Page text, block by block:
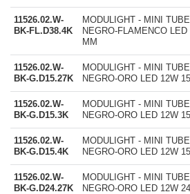
11526.02.W-
BK-FL.D38.4K
MODULIGHT - MINI
NEGRO-FLAMENCO
MM
11526.02.W-
BK-G.D15.27K
MODULIGHT - MINI
NEGRO-ORO LED 12W
11526.02.W-
BK-G.D15.3K
MODULIGHT - MINI
NEGRO-ORO LED 12W
11526.02.W-
BK-G.D15.4K
MODULIGHT - MINI
NEGRO-ORO LED 12W
11526.02.W-
BK-G.D24.27K
MODULIGHT - MINI
NEGRO-ORO LED 12W